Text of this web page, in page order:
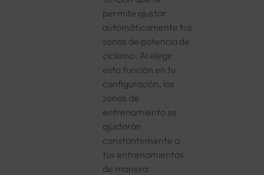
permite ajustar
automáticamente tus
zonas de potencia de
ciclismo. Al elegir
esta función en tu
configuración, las
zonas de
entrenamiento se
ajustarán
constantemente a
tus entrenamientos
de manera